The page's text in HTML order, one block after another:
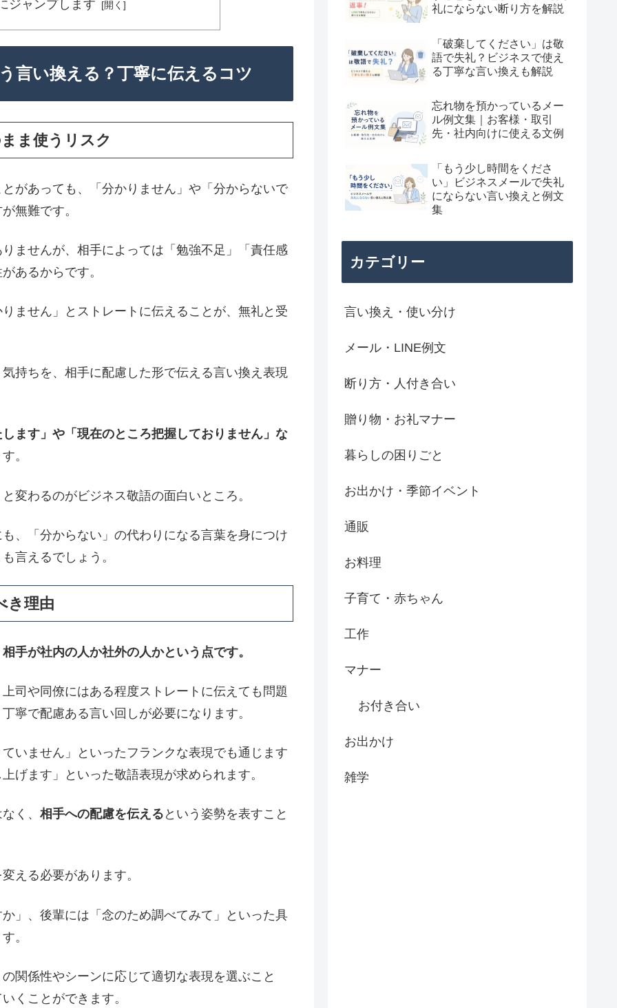
ジャンプします
言い換える？丁寧に伝えるコツ
ま使うリスク
があっても、「分かりません」や「分からないで
無難です。
ませんが、相手によっては「勉強不足」「責任感
あるからです。
ません」とストレートに伝えることが、無礼と受
持ちを、相手に配慮した形で伝える言い換え表現
ます」や「現在のところ把握しておりません」な
。
変わるのがビジネス敬語の面白いところ。
、「分からない」の代わりになる言葉を身につけ
言えるでしょう。
き理由
相手が社内の人か社外の人かという点です。
司や同僚にはある程度ストレートに伝えても問題
寧で配慮ある言い回しが必要になります。
いません」といったフランクな表現でも通じます
げます」といった敬語表現が求められます。
く、 相手への配慮を伝える という姿勢を表すこと
える必要があります。
」、後輩には「念のため調べてみて」といった具
。
関係性やシーンに応じて適切な表現を選ぶこと
くことができます。
礼にならない断り方を解説
「破棄してください」は敬
語で失礼？ビジネスで使え
る丁寧な言い換えも解説
忘れ物を預かっているメー
ル例文集｜お客様・取引
先・社内向けに使える文例
「もう少し時間をくださ
い」ビジネスメールで失礼
にならない言い換えと例文
集
カテゴリー
言い換え・使い分け
メール・LINE例文
断り方・人付き合い
贈り物・お礼マナー
暮らしの困りごと
お出かけ・季節イベント
通販
お料理
子育て・赤ちゃん
工作
マナー
お付き合い
お出かけ
雑学